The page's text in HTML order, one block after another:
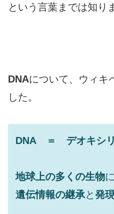
という言葉までは知り
DNAについて、ウィキ
した。
DNA ＝ デオキシ
地球上の多くの生物
遺伝情報の継承と発